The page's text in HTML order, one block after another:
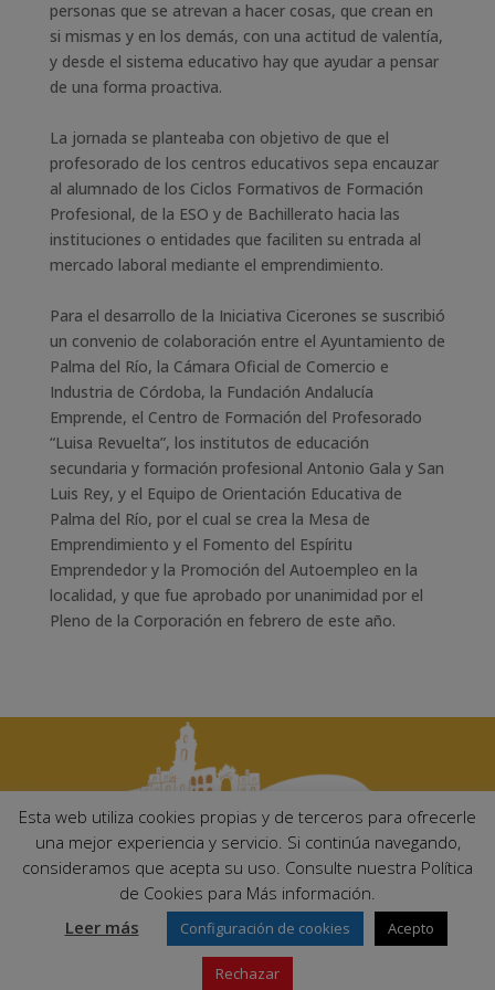
personas que se atrevan a hacer cosas, que crean en
si mismas y en los demás, con una actitud de valentía,
y desde el sistema educativo hay que ayudar a pensar
de una forma proactiva.
La jornada se planteaba con objetivo de que el
profesorado de los centros educativos sepa encauzar
al alumnado de los Ciclos Formativos de Formación
Profesional, de la ESO y de Bachillerato hacia las
instituciones o entidades que faciliten su entrada al
mercado laboral mediante el emprendimiento.
Para el desarrollo de la Iniciativa Cicerones se suscribió
un convenio de colaboración entre el Ayuntamiento de
Palma del Río, la Cámara Oficial de Comercio e
Industria de Córdoba, la Fundación Andalucía
Emprende, el Centro de Formación del Profesorado
“Luisa Revuelta”, los institutos de educación
secundaria y formación profesional Antonio Gala y San
Luis Rey, y el Equipo de Orientación Educativa de
Palma del Río, por el cual se crea la Mesa de
Emprendimiento y el Fomento del Espíritu
Emprendedor y la Promoción del Autoempleo en la
localidad, y que fue aprobado por unanimidad por el
Pleno de la Corporación en febrero de este año.
Ayuntamiento de Palma del Río. Plaza Mayor de Andalucía, 1 C.P:
14700 – Palma del Río (Córdoba)
Email:
ayuntamiento@palmadelrio.es
Teléfono: 957 71 02 44 | Fax: 957 64 47 39
Esta web utiliza cookies propias y de terceros para ofrecerle
una mejor experiencia y servicio. Si continúa navegando,
consideramos que acepta su uso. Consulte nuestra Política
de Cookies para Más información.
Leer más
Configuración de cookies Acepto
Rechazar